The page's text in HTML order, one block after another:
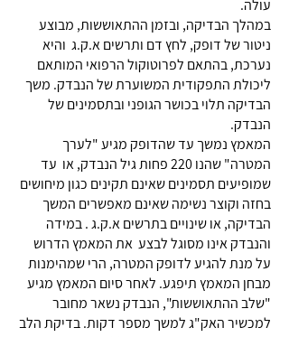
עולה.
במהלך הבדיקה, ובזמן ההתאוששות, מבוצע
ניטור של דופק, לחץ דם ותרשים א.ק.ג והיא
נערכת, בהתאם לפרוטוקול הרפואי המותאם
ליכולת התפקודית המשוערת של הנבדק. משך
הבדיקה תלוי בכושר הגופני ובתסמינים של
הנבדק.
המאמץ נמשך עד שהדופק מגיע "לערך
המטרה" שהנו 220 פחות גיל הנבדק, או עד
שמופיעים תסמינים שאינם תקינים כגון מיחושים
בחזה וקוצר נשימה שאינם מאפשרים המשך
הבדיקה, או שינויים בתרשים א.ק.ג . במידה
והנבדק אינו מסוגל לבצע את המאמץ הדרוש
על מנת להגיע לדופק המטרה, הרי שמהימנות
מבחן המאמץ תיפגע. לאחר סיום המאמץ מגיע
"שלב ההתאוששות", הנבדק נשאר מחובר
למכשיר האק"ג למשך מספר דקות. בדיקת הלב